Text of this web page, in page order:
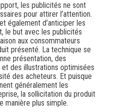
les publicités ne sont
pour attirer l’attention.
également d’anticiper les
le but avec les publicités
aux consommateurs
présenté. La technique se
présentation, des
des illustrations optimisées
des acheteurs. Et puisque
généralement les
la sollicitation du produit
manière plus simple.